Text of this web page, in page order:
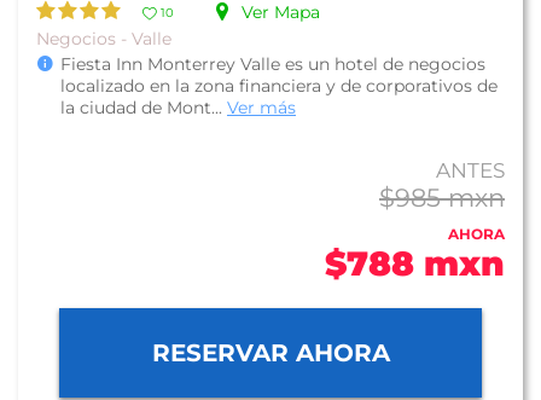
10
Ver Mapa
Negocios - Valle
Fiesta Inn Monterrey Valle es un hotel de negocios
localizado en la zona financiera y de corporativos de
la ciudad de Mont... Ver más
ANTES
$985 mxn
AHORA
$788 mxn
RESERVAR AHORA